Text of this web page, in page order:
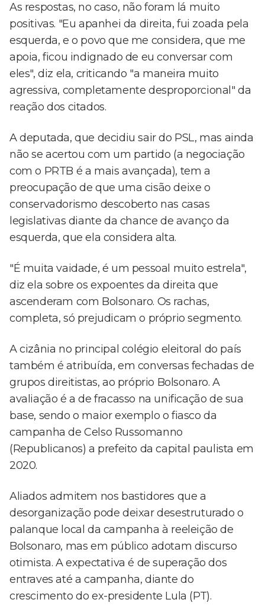
As respostas, no caso, não foram lá muito
positivas. "Eu apanhei da direita, fui zoada pela
esquerda, e o povo que me considera, que me
apoia, ficou indignado de eu conversar com
eles", diz ela, criticando "a maneira muito
agressiva, completamente desproporcional" da
reação dos citados.
A deputada, que decidiu sair do PSL, mas ainda
não se acertou com um partido (a negociação
com o PRTB é a mais avançada), tem a
preocupação de que uma cisão deixe o
conservadorismo descoberto nas casas
legislativas diante da chance de avanço da
esquerda, que ela considera alta.
"É muita vaidade, é um pessoal muito estrela",
diz ela sobre os expoentes da direita que
ascenderam com Bolsonaro. Os rachas,
completa, só prejudicam o próprio segmento.
A cizânia no principal colégio eleitoral do país
também é atribuída, em conversas fechadas de
grupos direitistas, ao próprio Bolsonaro. A
avaliação é a de fracasso na unificação de sua
base, sendo o maior exemplo o fiasco da
campanha de Celso Russomanno
(Republicanos) a prefeito da capital paulista em
2020.
Aliados admitem nos bastidores que a
desorganização pode deixar desestruturado o
palanque local da campanha à reeleição de
Bolsonaro, mas em público adotam discurso
otimista. A expectativa é de superação dos
entraves até a campanha, diante do
crescimento do ex-presidente Lula (PT).